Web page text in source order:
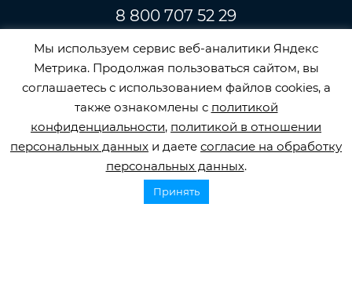
8 800 707 52 29
info@orbifond.ru
Мы используем сервис веб-аналитики Яндекс
Метрика. Продолжая пользоваться сайтом, вы
соглашаетесь с использованием файлов cookies, а
также ознакомлены с политикой
конфиденциальности, политикой в отношении
персональных данных и даете согласие на обработку
персональных данных.
Принять